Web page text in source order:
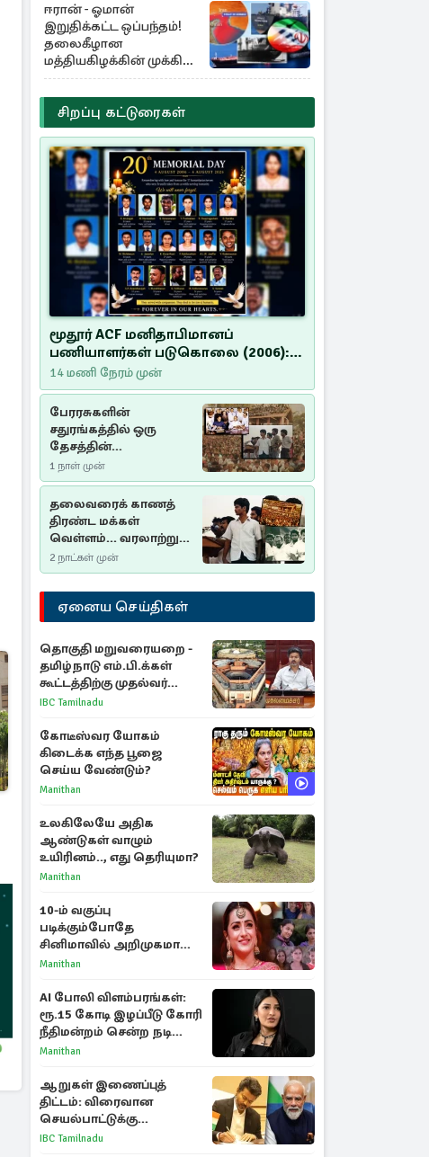
ஈரான் - ஓமான்
இறுதிக்கட்ட ஒப்பந்தம்!
தலைகீழான
மத்தியகிழக்கின் முக்கிய
பங்கு குறியீடுகள்
சிறப்பு கட்டுரைகள்
மூதூர் ACF மனிதாபிமானப்
பணியாளர்கள் படுகொலை (2006):
20 ஆண்டுகளாகியும் நீதி
மறுக்கப்பட்ட மனிதாபிமானப்
பேரவலம்
14 மணி நேரம் முன்
பேரரசுகளின்
சதுரங்கத்தில் ஒரு
தேசத்தின்
தீர்க்கதரிசனம் :
சுதுமலை பிரகடனம்
ஒரு வரலாற்றுப் பாடம்
1 நாள் முன்
தலைவரைக் காணத்
திரண்ட மக்கள்
வெள்ளம்... வரலாற்றுச்
சிறப்புமிக்க சுதுமலைப்
பிரகடனம்…
2 நாட்கள் முன்
ஏனைய செய்திகள்
தொகுதி மறுவரையறை -
தமிழ்நாடு எம்.பி.க்கள்
கூட்டத்திற்கு முதல்வர்
விஜய் அழைப்பு
IBC Tamilnadu
கோடீஸ்வர யோகம்
கிடைக்க எந்த பூஜை
செய்ய வேண்டும்?
Manithan
உலகிலேயே அதிக
ஆண்டுகள் வாழும்
உயிரினம்.., எது தெரியுமா?
Manithan
10-ம் வகுப்பு
படிக்கும்போதே
சினிமாவில் அறிமுகமான
த்ரிஷா! உண்மையை
காந்தி
Manithan
AI போலி விளம்பரங்கள்:
ரூ.15 கோடி இழப்பீடு கோரி
நீதிமன்றம் சென்ற நடிகை
ஸ்ருதி ஹாசன்!
Manithan
ஆறுகள் இணைப்புத்
திட்டம்: விரைவான
செயல்பாட்டுக்கு
பிரதமருக்கு முதலமைச்சர்
IBC Tamilnadu